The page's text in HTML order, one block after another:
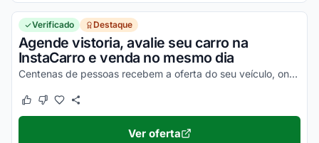
Verificado Destaque
Agende vistoria, avalie seu carro na
InstaCarro e venda no mesmo dia
Centenas de pessoas recebem a oferta do seu veículo, onde as chances de venda instantânea é muito alta. Valor justo no seu veículo e venda relâmpago é com Instacarro!
Este cupom funcionou
Este cupom não funcionou
Ver oferta